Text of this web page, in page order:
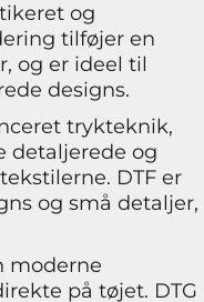
og
tilføjer en
og er ideel til
designs.
trykteknik,
detaljerede og
DTF er
og små detaljer,
moderne
på tøjet. DTG